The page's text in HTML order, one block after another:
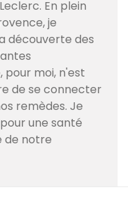
En plein
je
découverte des
pour moi, n'est
de se connecter
remèdes. Je
une santé
de notre